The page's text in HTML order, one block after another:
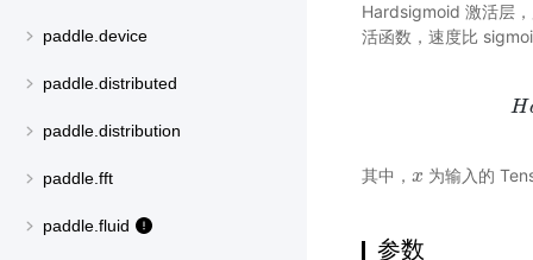
paddle.device
paddle.distributed
paddle.distribution
paddle.fft
paddle.fluid
Hardsigmoid 激活层
活函数，速度比
H
H
其中， x
x 为输入的
参数